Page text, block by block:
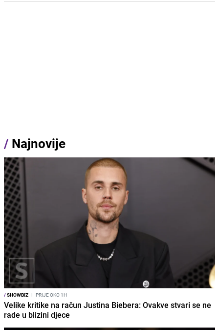
/ Najnovije
/SHOWBIZ I PRIJE OKO 1H
Velike kritike na račun Justina Biebera: Ovakve stvari se ne
rade u blizini djece